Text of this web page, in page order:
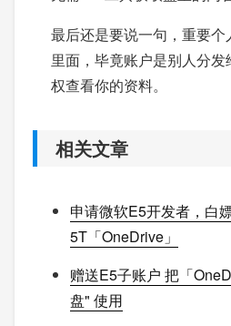
最后还是要说一句，重要
里面，毕竟账户是别人分
权查看你的资料。
相关文章
申请微软E5开发者，白
5T「OneDrive」
赠送E5子账户 把「
盘" 使用